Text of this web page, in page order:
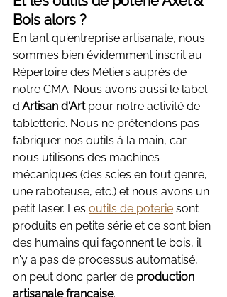
Bois alors ?
En tant qu'entreprise artisanale, nous
sommes bien évidemment inscrit au
Répertoire des Métiers auprès de
notre CMA. Nous avons aussi le label
d'Artisan d'Art pour notre activité de
tabletterie. Nous ne prétendons pas
fabriquer nos outils à la main, car
nous utilisons des machines
mécaniques (des scies en tout genre,
une raboteuse, etc.) et nous avons un
petit laser. Les outils de poterie sont
produits en petite série et ce sont bien
des humains qui façonnent le bois, il
n'y a pas de processus automatisé,
on peut donc parler de production
artisanale française.